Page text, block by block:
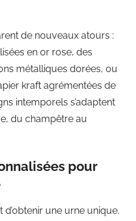
de nouveaux atours :
en or rose, des
métalliques dorées, ou
kraft agrémentées de
intemporels s’adaptent
du champêtre au
pour
une urne unique.